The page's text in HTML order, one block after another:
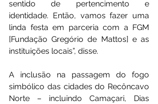
sentido de pertencimento e
identidade. Então, vamos fazer uma
linda festa em parceria com a FGM
[Fundação Gregório de Mattos] e as
instituições locais”, disse.
A inclusão na passagem do fogo
simbólico das cidades do Recôncavo
Norte – incluindo Camaçari, Dias